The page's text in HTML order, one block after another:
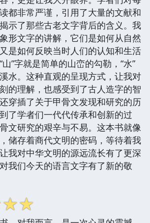
都非常严谨，引用了大量的文献和
示了那些古老文字背后的含义。我
形文字的讲解，它们是如何从自然
是如何反映当时人们的认知和生活
”字就是简单的山峦的勾勒，“水”
水。这种直观的呈现方式，让我对
的理解，也感受到了古人造字的智
穿插了关于甲骨文发现和研究的历
了学者们一代代传承和创新的过
文研究的艰辛与不易。这本书就像
储存着商代文明的密码，等待着我
我对中华文明的源远流长有了更深
我们今天的语言文字有了新的敬
☆☆